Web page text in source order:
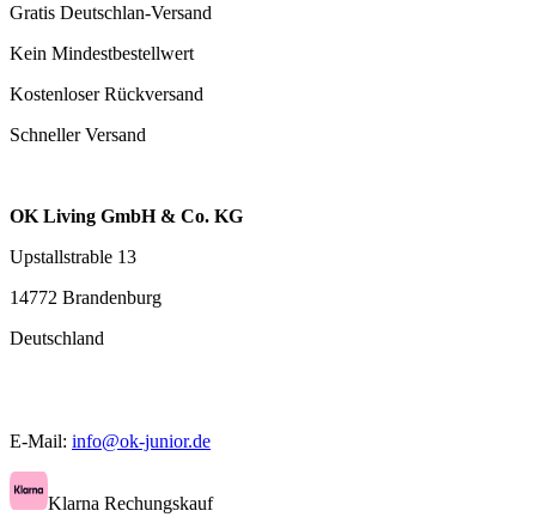
Gratis Deutschlan-Versand
Kein Mindestbestellwert
Kostenloser Rückversand
Schneller Versand
OK Living GmbH & Co. KG
Upstallstrable 13
14772 Brandenburg
Deutschland
E-Mail: info@ok-junior.de
Klarna Rechungskauf